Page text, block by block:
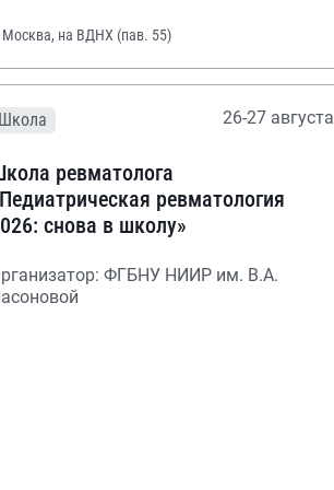
Москва, на ВДНХ (пав. 55)
Школа 26-27 августа
ревматолога
ревматология
снова в школу»
ФГБНУ НИИР им. В.А.